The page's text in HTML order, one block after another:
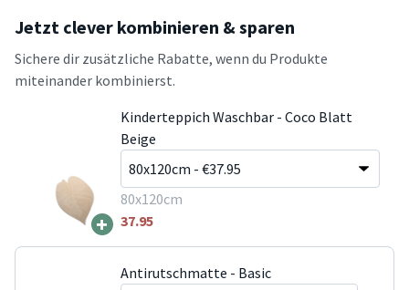
Jetzt clever kombinieren & sparen
Sichere dir zusätzliche Rabatte, wenn du Produkte
miteinander kombinierst.
+
Kinderteppich Waschbar - Coco Blatt
Beige
80x120cm
37.95
Antirutschmatte - Basic